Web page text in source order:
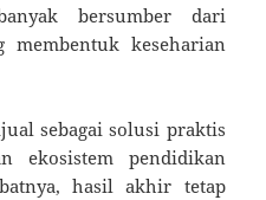
bersumber dari
membentuk keseharian
sebagai solusi praktis
ekosistem pendidikan
hasil akhir tetap